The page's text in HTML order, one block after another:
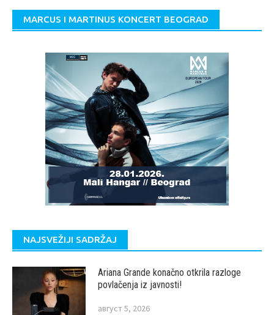
MARCUS I MARTINUS KONCERT BEOGRAD
NAJSVEŽIJI SADRŽAJ
Ariana Grande konačno otkrila razloge
povlačenja iz javnosti!
август 5, 2026